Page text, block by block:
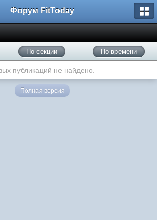
Форум FitToday
По секции По времени
публикаций не найдено.
Полная версия